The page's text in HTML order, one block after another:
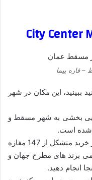
قاره پیما
ببینید، این مکان در شهر
بخشی به شهر مسقط و
شده است.
مرکز خرید مسقط یکی از مهمترین مراکز خرید متشکل از 147 مغازه
برند های مطرح جهان و
انجام دهید.